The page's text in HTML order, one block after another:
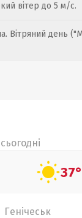
вітер до 5 м/с.
Вітряний день
37°
Генічеськ